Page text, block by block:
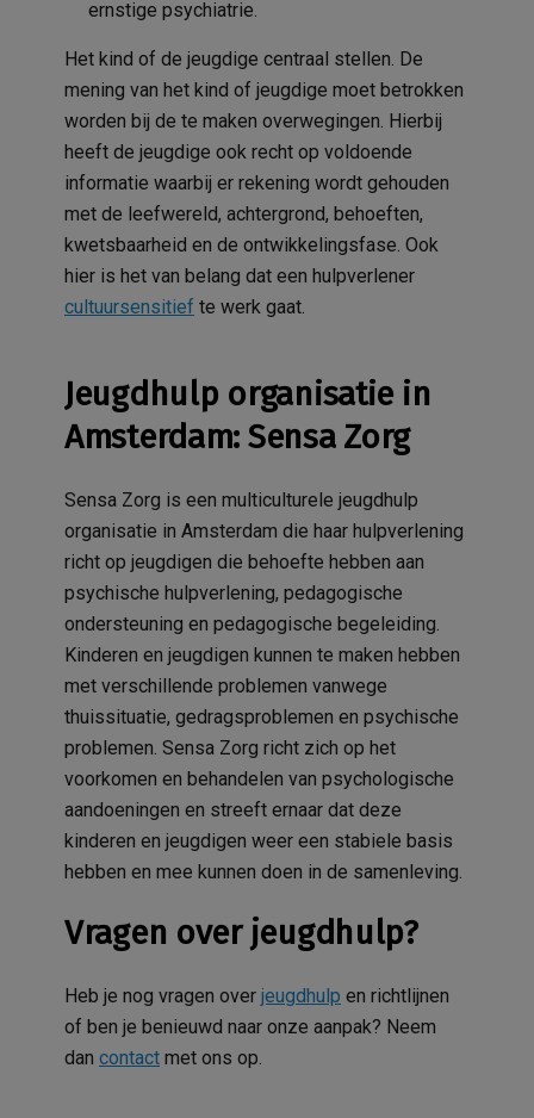
ernstige psychiatrie.
Het kind of de jeugdige centraal stellen. De
mening van het kind of jeugdige moet betrokken
worden bij de te maken overwegingen. Hierbij
heeft de jeugdige ook recht op voldoende
informatie waarbij er rekening wordt gehouden
met de leefwereld, achtergrond, behoeften,
kwetsbaarheid en de ontwikkelingsfase. Ook
hier is het van belang dat een hulpverlener
cultuursensitief te werk gaat.
Jeugdhulp organisatie in
Amsterdam: Sensa Zorg
Sensa Zorg is een multiculturele jeugdhulp
organisatie in Amsterdam die haar hulpverlening
richt op jeugdigen die behoefte hebben aan
psychische hulpverlening, pedagogische
ondersteuning en pedagogische begeleiding.
Kinderen en jeugdigen kunnen te maken hebben
met verschillende problemen vanwege
thuissituatie, gedragsproblemen en psychische
problemen. Sensa Zorg richt zich op het
voorkomen en behandelen van psychologische
aandoeningen en streeft ernaar dat deze
kinderen en jeugdigen weer een stabiele basis
hebben en mee kunnen doen in de samenleving.
Vragen over jeugdhulp?
Heb je nog vragen over jeugdhulp en richtlijnen
of ben je benieuwd naar onze aanpak? Neem
dan contact met ons op.